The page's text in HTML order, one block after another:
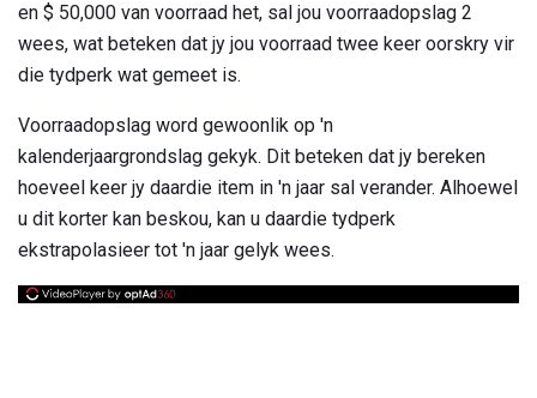
en $ 50,000 van voorraad het, sal jou voorraadopslag 2
wees, wat beteken dat jy jou voorraad twee keer oorskry vir
die tydperk wat gemeet is.
Voorraadopslag word gewoonlik op 'n
kalenderjaargrondslag gekyk. Dit beteken dat jy bereken
hoeveel keer jy daardie item in 'n jaar sal verander. Alhoewel
u dit korter kan beskou, kan u daardie tydperk
ekstrapolasieer tot 'n jaar gelyk wees.